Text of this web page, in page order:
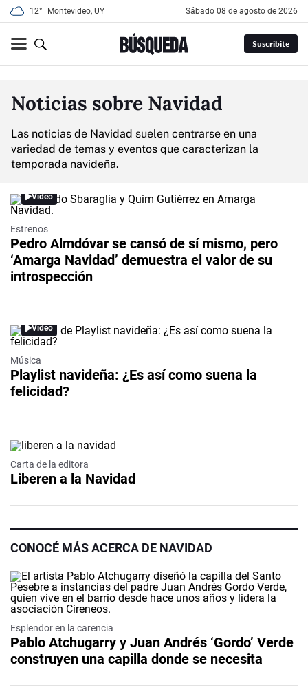
12° Montevideo, UY sábado 08 de agosto de 2026
Suscribite
Noticias sobre Navidad
Las noticias de Navidad suelen centrarse en una
variedad de temas y eventos que caracterizan la
temporada navideña.
Video
Estrenos
Pedro Almdóvar se cansó de sí mismo, pero
‘Amarga Navidad’ demuestra el valor de su
introspección
Video
Música
Playlist navideña: ¿Es así como suena la
felicidad?
Carta de la editora
Liberen a la Navidad
CONOCÉ MÁS ACERCA DE NAVIDAD
Esplendor en la carencia
Pablo Atchugarry y Juan Andrés ‘Gordo’ Verde
construyen una capilla donde se necesita